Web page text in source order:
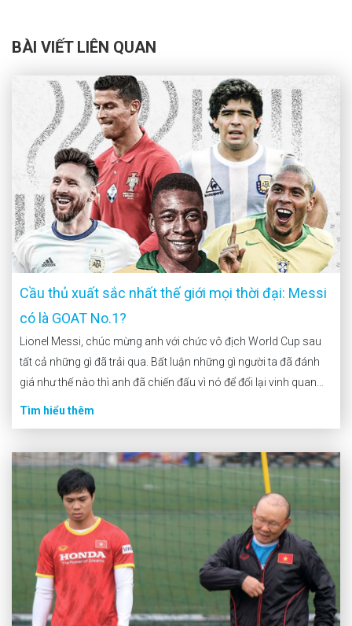
BÀI VIẾT LIÊN QUAN
Cầu thủ xuất sắc nhất thế giới mọi thời đại: Messi
có là GOAT No.1?
Lionel Messi, chúc mừng anh với chức vô địch World Cup sau
tất cả những gì đã trải qua. Bất luận những gì người ta đã đánh
giá như thế nào thì anh đã chiến đấu vì nó để đổi lại vinh quang
cho mình. Messi đã hoàn thành bộ […]
Tìm hiểu thêm